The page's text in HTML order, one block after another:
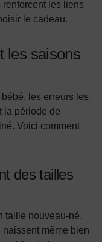
les liens
le cadeau.
les saisons
bébé, les erreurs les
la période de
Voici comment
des tailles
taille nouveau-né,
même bien